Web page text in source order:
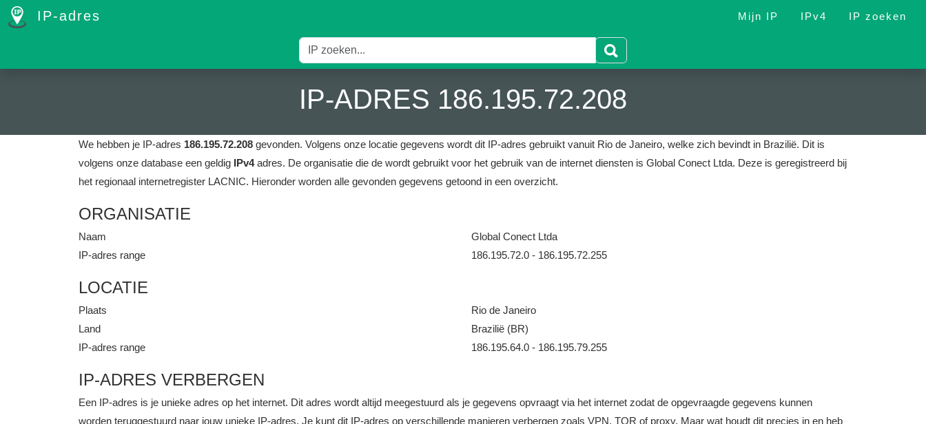
IP-adres Mijn IP IPv4 IP zoeken
IP-ADRES 186.195.72.208
We hebben je IP-adres 186.195.72.208 gevonden. Volgens onze locatie gegevens wordt dit IP-adres gebruikt vanuit Rio de Janeiro, welke zich bevindt in Brazilië. Dit is
volgens onze database een geldig IPv4adres. De organisatie die de wordt gebruikt voor het gebruik van de internet diensten is Global Conect Ltda. Deze is geregistreerd bij
het regionaal internetregister LACNIC. Hieronder worden alle gevonden gegevens getoond in een overzicht.
ORGANISATIE
Naam
Global Conect Ltda
IP-adres range
186.195.72.0 - 186.195.72.255
LOCATIE
Plaats
Rio de Janeiro
Land
Brazilië (BR)
IP-adres range
186.195.64.0 - 186.195.79.255
IP-ADRES VERBERGEN
Een IP-adres is je unieke adres op het internet. Dit adres wordt altijd meegestuurd als je gegevens opvraagt via het internet zodat de opgevraagde gegevens kunnen
worden teruggestuurd naar jouw unieke IP-adres. Je kunt dit IP-adres op verschillende manieren verbergen zoals VPN, TOR of proxy. Maar wat houdt dit precies in en heb